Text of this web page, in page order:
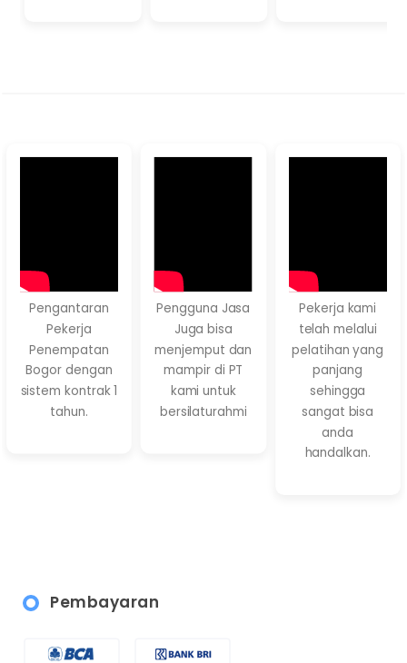
Pengantaran
Pekerja
Penempatan
Bogor dengan
sistem kontrak 1
tahun.
Pengguna Jasa
Juga bisa
menjemput dan
mampir di PT
kami untuk
bersilaturahmi
Pekerja kami
telah melalui
pelatihan yang
panjang
sehingga
sangat bisa
anda
handalkan.
Pembayaran